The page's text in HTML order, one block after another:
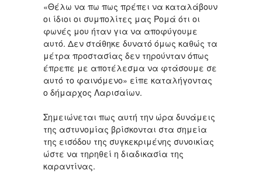
«Θέλω να πω πως πρέπει να καταλάβουν
οι ίδιοι οι συμπολίτες μας Ρομά ότι οι
φωνές μου ήταν για να αποφύγουμε
αυτό. Δεν στάθηκε δυνατό όμως καθώς τα
μέτρα προστασίας δεν τηρούνταν όπως
έπρεπε με αποτέλεσμα να φτάσουμε σε
αυτό το φαινόμενο» είπε καταλήγοντας
ο δήμαρχος Λαρισαίων.
Σημειώνεται πως αυτή την ώρα δυνάμεις
της αστυνομίας βρίσκονται στα σημεία
της εισόδου της συγκεκριμένης συνοικίας
ώστε να τηρηθεί η διαδικασία της
καραντίνας.